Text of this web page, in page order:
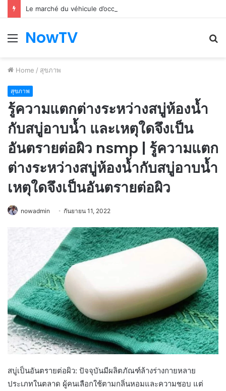
Le marché du véhicule d’occasion en plein essor
Menu
NowTV
Home / สุขภาพ
สุขภาพ
รู้ความแตกต่างระหว่างสบู่ห้องน้ำ
กับสบู่อาบน้ำ และเหตุใดจึงเป็น
อันตรายต่อผิว nsmp | รู้ความแตก
ต่างระหว่างสบู่ห้องน้ำกับสบู่อาบน้ำ
เหตุใดจึงเป็นอันตรายต่อผิว
nowadmin กันยายน 11, 2022
สบู่เป็นอันตรายต่อผิว: ปัจจุบันมีผลิตภัณฑ์ล้างร่างกายหลาย
ประเภทในตลาด ผู้คนเลือกใช้ตามกลิ่นหอมและความชอบ แต่